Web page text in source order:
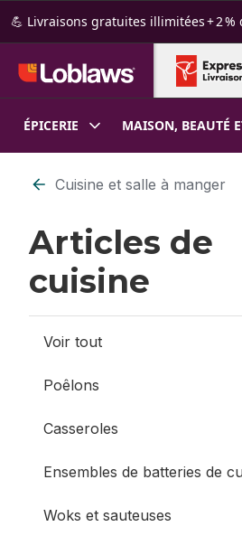
Passer au contenu principal
Passer au pied de page
💪 Livraisons gratuites illimitées + 2
ÉPICERIE MAISON, BEAUTÉ
Passer au filtrage du contenu
Cuisine et salle à manger
Articles de
cuisine
Voir tout
Poêlons
Casseroles
Ensembles de batteries de
Woks et sauteuses